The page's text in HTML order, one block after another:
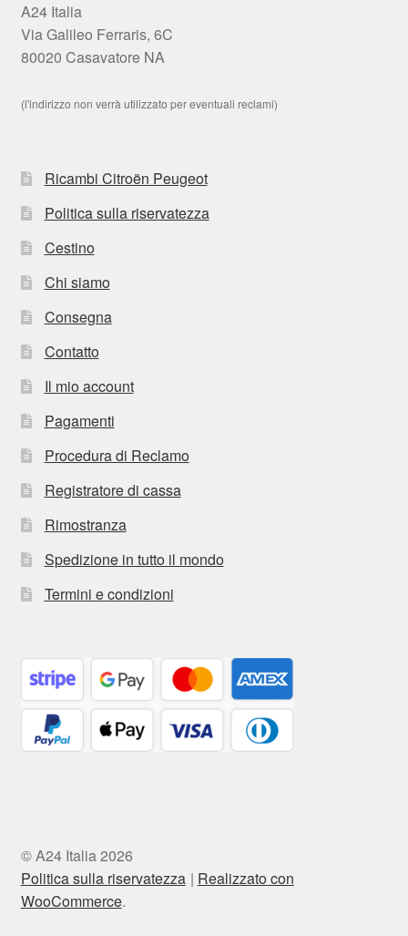
A24 Italia
Via Galileo Ferraris, 6C
80020 Casavatore NA
(l'indirizzo non verrà utilizzato per eventuali reclami)
Ricambi Citroën Peugeot
Politica sulla riservatezza
Cestino
Chi siamo
Consegna
Contatto
Il mio account
Pagamenti
Procedura di Reclamo
Registratore di cassa
Rimostranza
Spedizione in tutto il mondo
Termini e condizioni
© A24 Italia 2026
Politica sulla riservatezza
Realizzato con
WooCommerce.